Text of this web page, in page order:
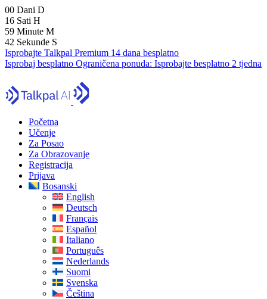
00 Dani D
16 Sati H
59 Minute M
41 Sekunde S
Isprobajte Talkpal Premium 14 dana besplatno
Isprobaj besplatno Ograničena ponuda: Isprobajte besplatno 2 tjedna
Početna
Učenje
Za Posao
Za Obrazovanje
Registracija
Prijava
Bosanski
English
Deutsch
Français
Español
Italiano
Português
Nederlands
Suomi
Svenska
Čeština